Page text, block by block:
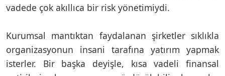
vadede çok akıllıca bir risk yönetimiydi.
Kurumsal mantıktan faydalanan şirketler sıklıkla
organizasyonun insani tarafına yatırım yapmak
isterler. Bir başka deyişle, kısa vadeli finansal